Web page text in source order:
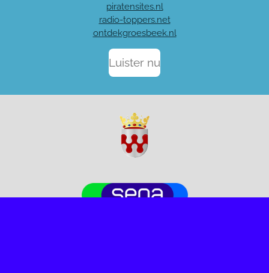
piratensites.nl
radio-toppers.net
ontdekgroesbeek.nl
Luister nu